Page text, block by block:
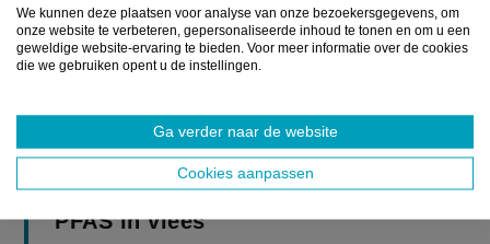
We kunnen deze plaatsen voor analyse van onze bezoekersgegevens, om
onze website te verbeteren, gepersonaliseerde inhoud te tonen en om u een
geweldige website-ervaring te bieden. Voor meer informatie over de cookies
die we gebruiken opent u de instellingen.
Ga verder naar de website
Cookies aanpassen
Melkveebedrijf in Stabroek krijgt
beperkingen opgelegd na vondst
PFAS in vlees